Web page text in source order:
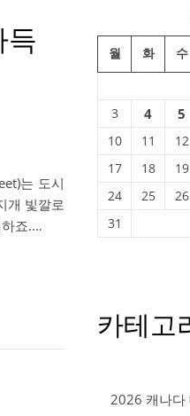
득
는 도시
개 빛깔로
하죠.…
월 화 수
3 4 5
10
11 12
17
18 19
24
25 26
31
카테고
2026 캐나다